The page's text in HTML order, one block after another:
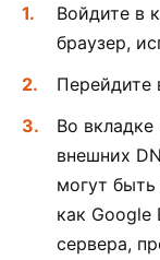
Войдите в
браузер,
Перейдите
Во вкладке
внешних
могут
как Google
сервера,